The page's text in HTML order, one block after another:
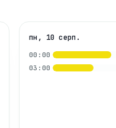
пн, 10 серп.
00:00
03:00